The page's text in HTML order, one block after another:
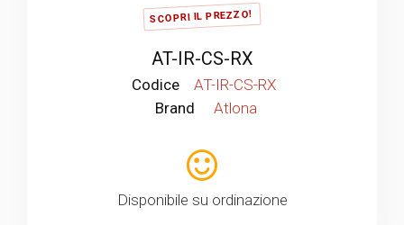
SCOPRI IL PREZZO!
AT-IR-CS-RX
Codice
AT-IR-CS-RX
Brand
Atlona
Disponibile su ordinazione